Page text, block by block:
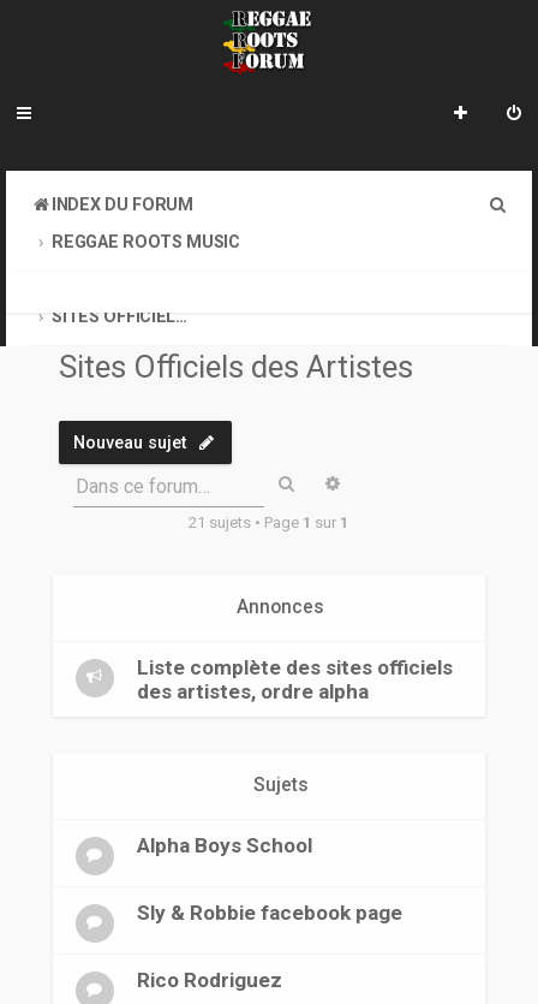
INDEX DU FORUM
REGGAE ROOTS MUSIC
SITES OFFICIELS DES ARTISTES
Sites Officiels des Artistes
Nouveau sujet
Dans ce forum… Rechercher
21 sujets • Page 1 sur 1
Annonces
Liste complète des sites officiels
des artistes, ordre alpha
Sujets
Alpha Boys School
Sly & Robbie facebook page
Rico Rodriguez